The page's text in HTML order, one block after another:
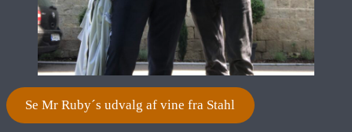
Se Mr Ruby´s udvalg af vine fra Stahl